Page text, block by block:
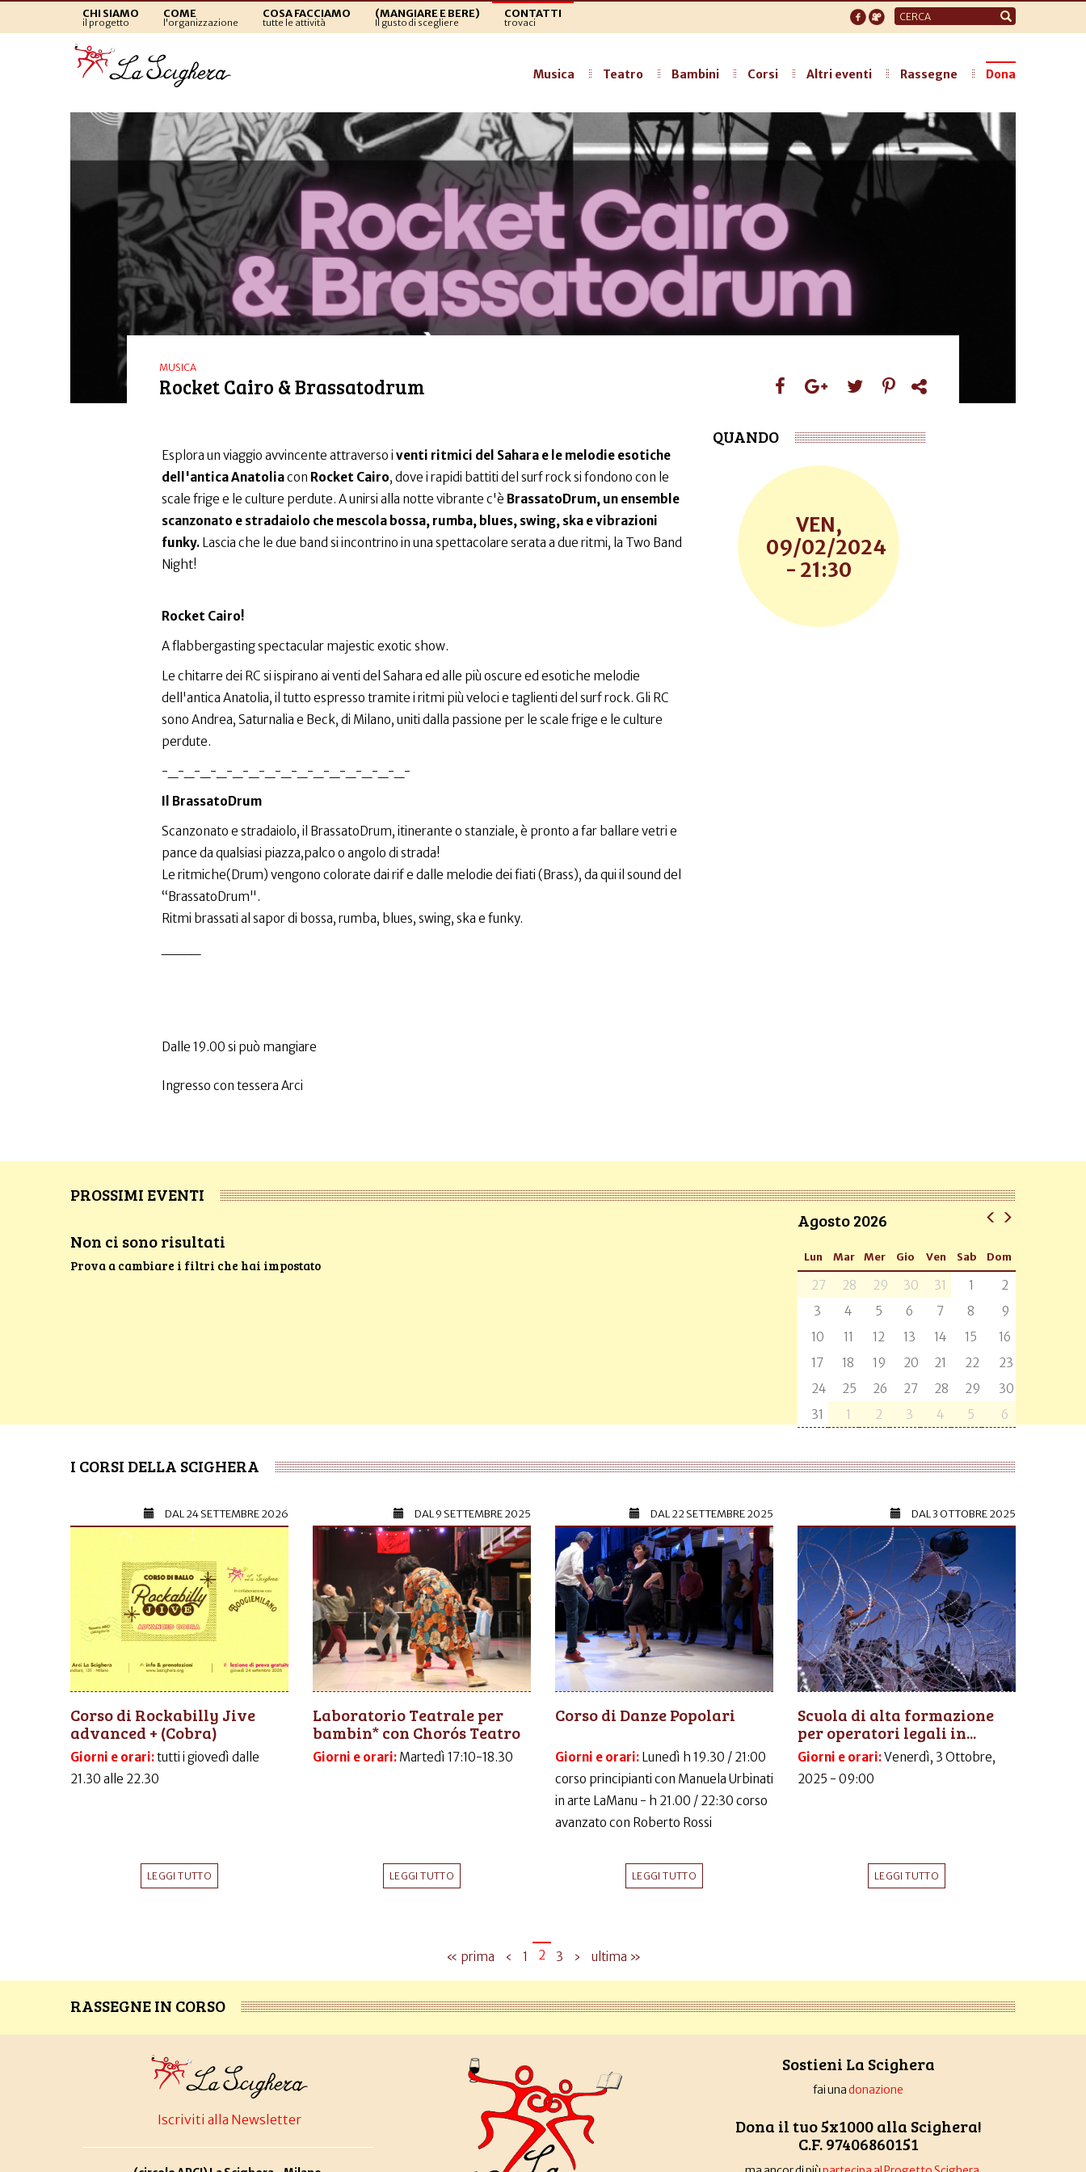
CHI SIAMO
il progetto
COME
l'organizzazione
COSA FACCIAMO
tutte le attività
(MANGIARE E BERE)
Il gusto di scegliere
CONTATTI
trovaci
Form
di
Musica Teatro Bambini Corsi Altri eventi Rassegne Dona
MUSICA
Rocket Cairo & Brassatodrum
Esplora un viaggio avvincente attraverso i venti ritmici del Sahara e le melodie esotiche
dell'antica Anatoliacon Rocket Cairo, dove i rapidi battiti del surf rock si fondono con le
scale frige e le culture perdute. A unirsi alla notte vibrante c'è BrassatoDrum, un ensemble
scanzonato e stradaiolo che mescola bossa, rumba, blues, swing, ska e vibrazioni
funky.Lascia che le due band si incontrino in una spettacolare serata a due ritmi, la Two Band
Night!
Rocket Cairo!
A flabbergasting spectacular majestic exotic show.
Le chitarre dei RC si ispirano ai venti del Sahara ed alle più oscure ed esotiche melodie
dell'antica Anatolia, il tutto espresso tramite i ritmi più veloci e taglienti del surf rock. Gli RC
sono Andrea, Saturnalia e Beck, di Milano, uniti dalla passione per le scale frige e le culture
perdute.
-_-_-_-_-_-_-_-_-_-_-_-_-_-_-_-
Il BrassatoDrum
Scanzonato e stradaiolo, il BrassatoDrum, itinerante o stanziale, è pronto a far ballare vetri e
pance da qualsiasi piazza,palco o angolo di strada!
Le ritmiche(Drum) vengono colorate dai rif e dalle melodie dei fiati (Brass), da qui il sound del
“BrassatoDrum".
Ritmi brassati al sapor di bossa, rumba, blues, swing, ska e funky.
Dalle 19.00 si può mangiare
Ingresso con tessera Arci
QUANDO
VEN,
09/02/2024
- 21:30
PROSSIMI EVENTI
Non ci sono risultati
Prova a cambiare i filtri che hai impostato
Agosto 2026
Lun Mar Mer Gio Ven Sab Dom
27 28 29 30 31 1
2
3
4 5 6 7 8
9
10
11 12 13 14 15
16
17
18 19 20 21 22
23
24
25 26 27 28 29
30
31
1 2 3 4 5 6
I CORSI DELLA SCIGHERA
DAL24 SETTEMBRE 2026
Corso di Rockabilly Jive
advanced + (Cobra)
Giorni e orari:tutti i giovedì dalle
21.30 alle 22.30
LEGGI TUTTO
DAL9 SETTEMBRE 2025
Laboratorio Teatrale per
bambin* con Chorós Teatro
Giorni e orari: Martedì 17:10-18.30
LEGGI TUTTO
DAL22 SETTEMBRE 2025
Corso di Danze Popolari
Giorni e orari: Lunedì h 19.30 / 21:00
corso principianti con Manuela Urbinati
in arte LaManu - h 21.00 / 22:30 corso
avanzato con Roberto Rossi
LEGGI TUTTO
DAL3 OTTOBRE 2025
Scuola di alta formazione
per operatori legali in...
Giorni e orari:Venerdì, 3 Ottobre,
2025 - 09:00
LEGGI TUTTO
« prima ‹ 1 2 3 › ultima »
RASSEGNE IN CORSO
Iscriviti alla Newsletter
Sostieni La Scighera
fai unadonazione
Dona il tuo 5x1000 alla Scighera!
C.F. 97406860151